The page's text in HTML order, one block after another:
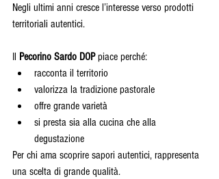
Negli ultimi anni cresce l’interesse verso prodotti
territoriali autentici.
Il Pecorino Sardo DOP piace perché:
racconta il territorio
valorizza la tradizione pastorale
offre grande varietà
si presta sia alla cucina che alla
degustazione
Per chi ama scoprire sapori autentici, rappresenta
una scelta di grande qualità.